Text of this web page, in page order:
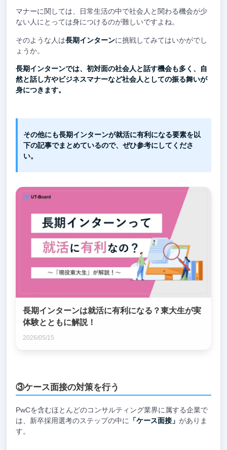
マナーに関しては、日常生活の中で社会人と関わる機会が少
ない人にとっては身につけるのが難しいですよね。
そのような人は長期インターンに挑戦してみてはいかがでし
ょうか。
長期インターンでは、初対面の社会人と話す機会も多く、自
然と話し方やビジネスマナーなど社会人としての振る舞いが
身につきます。
その他にも長期インターンが就活に有利になる要素を以
下の記事でまとめているので、ぜひ参考にしてくださ
い。
長期インターンは就活に有利になる？東大生が実
体験とともに解説！
2026/05/15
③ケース面接の対策を行う
PwCを含むほとんどのコンサルティング業界に属する企業で
は、新卒採用選考のステップの中に
「ケース面接」 がありま
す。